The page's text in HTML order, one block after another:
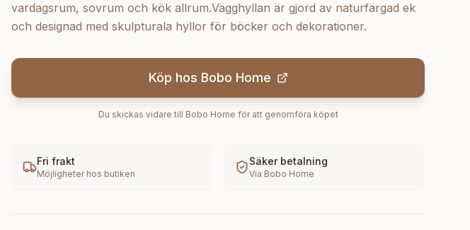
vardagsrum, sovrum och kök allrum.Vägghyllan är gjord av naturfärgad ek
och designad med skulpturala hyllor för böcker och dekorationer.
Köp hos Bobo Home
Du skickas vidare till Bobo Home för att genomföra köpet
Fri frakt
Möjligheter hos butiken
Säker betalning
Via Bobo Home